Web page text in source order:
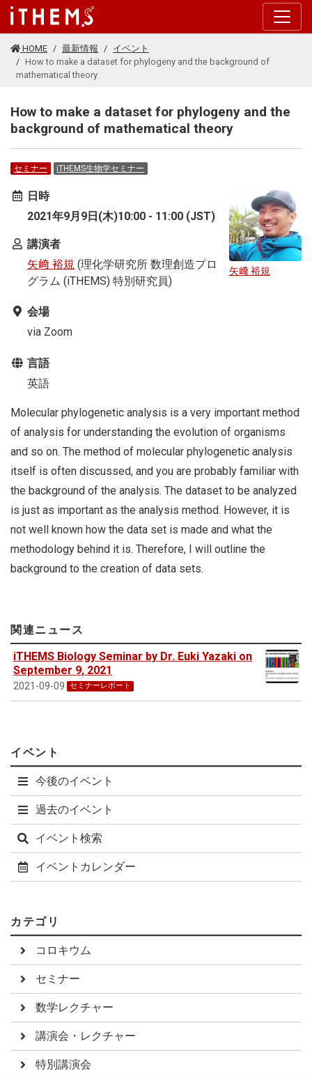
このページの本文に移動する
HOME 最新情報
イベント
How to make a dataset for phylogeny and the background of
mathematical theory
How to make a dataset for phylogeny and the
background of mathematical theory
セミナー iTHEMS生物学セミナー
矢﨑 裕規
日時
2021年9月9日(木)10:00 - 11:00 (JST)
講演者
矢﨑 裕規 (理化学研究所 数理創造プロ
グラム (iTHEMS) 特別研究員)
会場
via Zoom
言語
英語
Molecular phylogenetic analysis is a very important method
of analysis for understanding the evolution of organisms
and so on. The method of molecular phylogenetic analysis
itself is often discussed, and you are probably familiar with
the background of the analysis. The dataset to be analyzed
is just as important as the analysis method. However, it is
not well known how the data set is made and what the
methodology behind it is. Therefore, I will outline the
background to the creation of data sets.
関連ニュース
iTHEMS Biology Seminar by Dr. Euki Yazaki on
September 9, 2021
2021-09-09 セミナーレポート
イベント
今後のイベント
過去のイベント
イベント検索
イベントカレンダー
カテゴリ
コロキウム
セミナー
数学レクチャー
講演会・レクチャー
特別講演会